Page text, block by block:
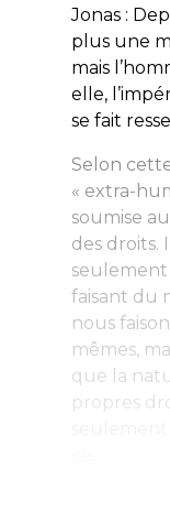
Jonas :
plus une
mais
elle,
se fait
Selon
« extra-
soumise
des droits.
seulement
faisant du
nous
mêmes,
que la
propres